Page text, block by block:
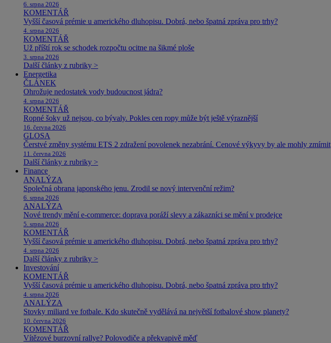
6. srpna 2026
KOMENTÁŘ
Vyšší časová prémie u amerického dluhopisu. Dobrá, nebo špatná zpráva pro trhy?
4. srpna 2026
KOMENTÁŘ
Už příští rok se schodek rozpočtu ocitne na šikmé ploše
3. srpna 2026
Další články z rubriky >
Energetika
ČLÁNEK
Ohrožuje nedostatek vody budoucnost jádra?
4. srpna 2026
KOMENTÁŘ
Ropné šoky už nejsou, co bývaly. Pokles cen ropy může být ještě výraznější
16. června 2026
GLOSA
Čerstvé změny systému ETS 2 zdražení povolenek nezabrání. Cenové výkyvy by ale mohly zmírnit
11. června 2026
Další články z rubriky >
Finance
ANALÝZA
Společná obrana japonského jenu. Zrodil se nový intervenční režim?
6. srpna 2026
ANALÝZA
Nové trendy mění e-commerce: doprava poráží slevy a zákazníci se mění v prodejce
5. srpna 2026
KOMENTÁŘ
Vyšší časová prémie u amerického dluhopisu. Dobrá, nebo špatná zpráva pro trhy?
4. srpna 2026
Další články z rubriky >
Investování
KOMENTÁŘ
Vyšší časová prémie u amerického dluhopisu. Dobrá, nebo špatná zpráva pro trhy?
4. srpna 2026
ANALÝZA
Stovky miliard ve fotbale. Kdo skutečně vydělává na největší fotbalové show planety?
10. června 2026
KOMENTÁŘ
Vítězové burzovní rallye? Polovodiče a překvapivě měď